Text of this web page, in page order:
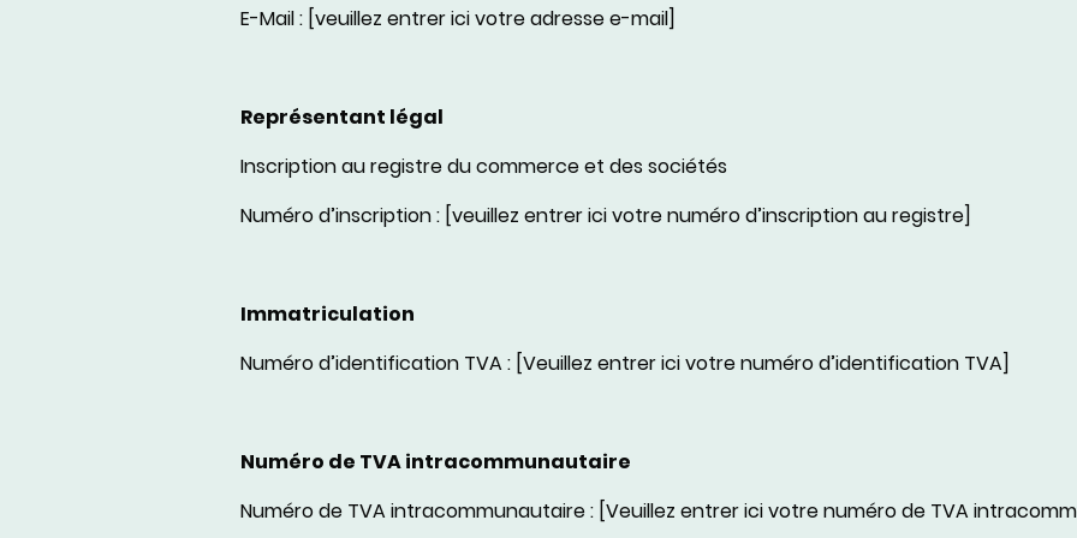
E-Mail : [veuillez entrer ici votre adresse e-mail]
Représentant légal
Inscription au registre du commerce et des sociétés
Numéro d’inscription : [veuillez entrer ici votre numéro d’inscription au registre]
Immatriculation
Numéro d’identification TVA : [Veuillez entrer ici votre numéro d’identification TVA]
Numéro de TVA intracommunautaire
Numéro de TVA intracommunautaire : [Veuillez entrer ici votre numéro de TVA